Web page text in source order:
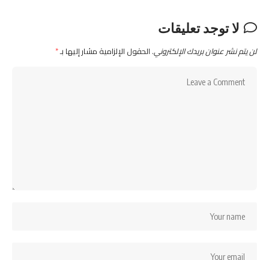
لا توجد تعليقات
لن يتم نشر عنوان بريدك الإلكتروني. الحقول الإلزامية مشار إليها بـ*